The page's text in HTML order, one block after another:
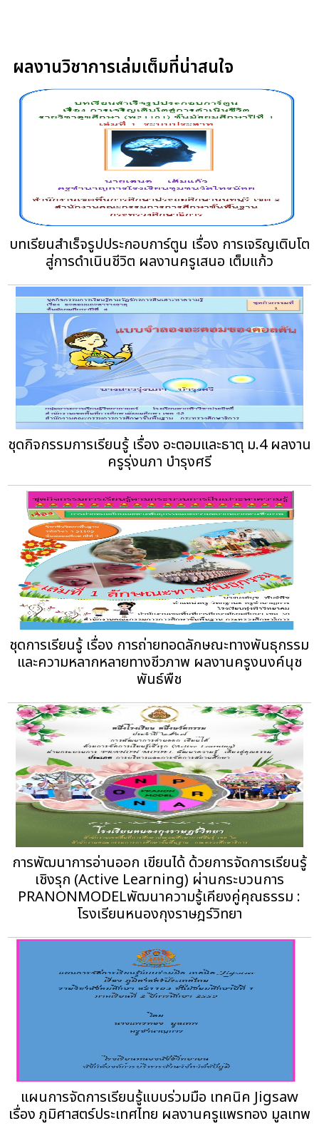
ผลงานวิชาการเล่มเต็มที่น่าสนใจ
บทเรียนสำเร็จรูปประกอบการ์ตูน เรื่อง การเจริญเติบโต
สู่การดำเนินชีวิต ผลงานครูเสนอ เต็มแก้ว
ชุดกิจกรรมการเรียนรู้ เรื่อง อะตอมและธาตุ ม.4 ผลงาน
ครูรุ่งนภา บำรุงศรี
ชุดการเรียนรู้ เรื่อง การถ่ายทอดลักษณะทางพันธุกรรม
และความหลากหลายทางชีวภาพ ผลงานครูงนงค์นุช
พันธ์พืช
การพัฒนาการอ่านออก เขียนได้ ด้วยการจัดการเรียนรู้
เชิงรุก (Active Learning) ผ่านกระบวนการ
PRANONMODELพัฒนาความรู้เคียงคู่คุณธรรม :
โรงเรียนหนองกุงราษฎร์วิทยา
แผนการจัดการเรียนรู้แบบร่วมมือ เทคนิค Jigsaw
เรื่อง ภูมิศาสตร์ประเทศไทย ผลงานครูแพรทอง มูลเทพ